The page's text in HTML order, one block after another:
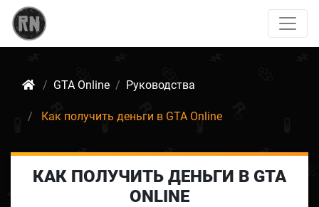
GTA Online Руководства
Как получить деньги в GTA Online
КАК ПОЛУЧИТЬ ДЕНЬГИ В GTA
ONLINE